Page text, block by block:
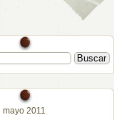
mayo 2011